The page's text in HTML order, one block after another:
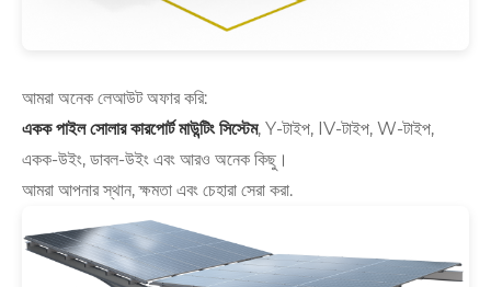
আমরা অনেক লেআউট অফার করি:
একক পাইল সোলার কারপোর্ট মাউন্টিং সিস্টেম, Y-টাইপ, IV-টাইপ, W-টাইপ,
একক-উইং, ডাবল-উইং এবং আরও অনেক কিছু।
আমরা আপনার স্থান, ক্ষমতা এবং চেহারা সেরা করা.